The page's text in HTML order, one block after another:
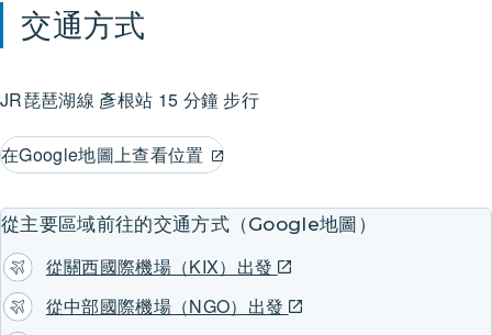
交通方式
JR琵琶湖線 彥根站 15 分鐘 步行
在Google地圖上查看位置
從主要區域前往的交通方式（Google地圖）
從關西國際機場（KIX）出發
從中部國際機場（NGO）出發